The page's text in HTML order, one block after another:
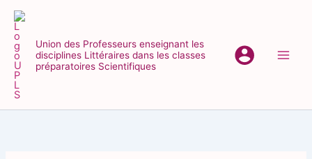
Aller
contenuUnion des Professeurs enseignant les
disciplines Littéraires dans les classes
préparatoires Scientifiques